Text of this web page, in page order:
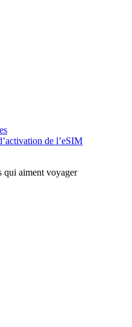
de l’eSIM
qui aiment voyager